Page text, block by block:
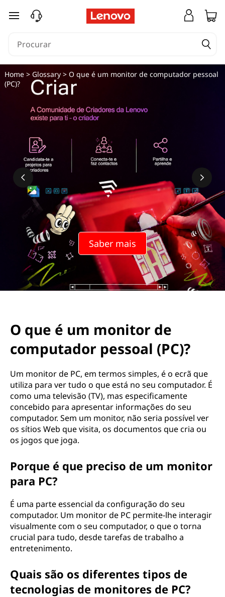
saltar para o conteúdo principal
Saber mais
Home> Glossary> O que é um monitor de computador pessoal
(PC)?
O que é um monitor de
computador pessoal (PC)?
Um monitor de PC, em termos simples, é o ecrã que
utiliza para ver tudo o que está no seu computador. É
como uma televisão (TV), mas especificamente
concebido para apresentar informações do seu
computador. Sem um monitor, não seria possível ver
os sítios Web que visita, os documentos que cria ou
os jogos que joga.
Porque é que preciso de um monitor
para PC?
É uma parte essencial da configuração do seu
computador. Um monitor de PC permite-lhe interagir
visualmente com o seu computador, o que o torna
crucial para tudo, desde tarefas de trabalho a
entretenimento.
Quais são os diferentes tipos de
tecnologias de monitores de PC?